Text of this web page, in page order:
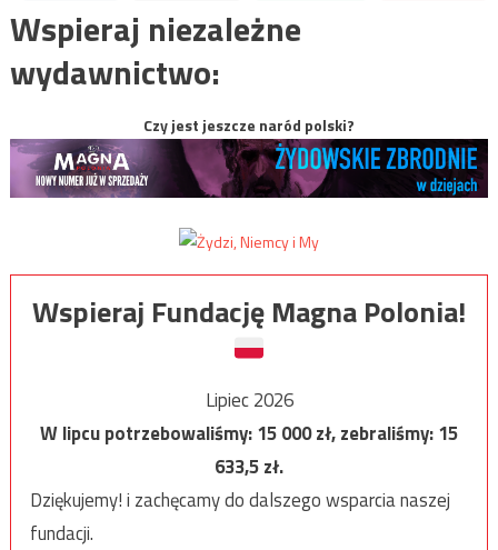
Wspieraj niezależne
wydawnictwo:
Czy jest jeszcze naród polski?
Wspieraj Fundację Magna Polonia!
Lipiec 2026
W lipcu potrzebowaliśmy:15 000zł, zebraliśmy:15
633,5zł.
Dziękujemy! i zachęcamy do dalszego wsparcia naszej
fundacji.